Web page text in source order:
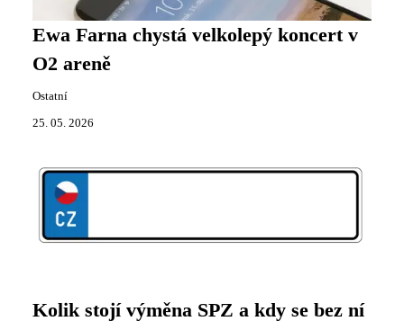
Ewa Farna chystá velkolepý koncert v
O2 areně
Ostatní
25. 05. 2026
Kolik stojí výměna SPZ a kdy se bez ní